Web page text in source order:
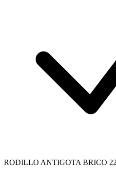
RODILLO ANTIGOTA BRICO